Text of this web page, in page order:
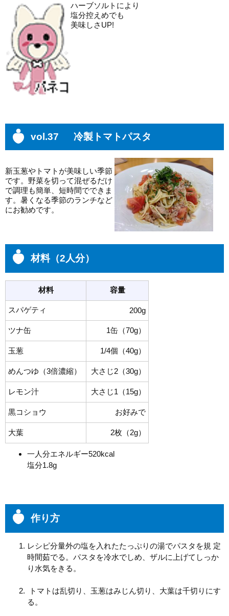
ハーブソルトにより
塩分控えめでも
美味しさUP!
vol.37 冷製トマトパスタ
新玉葱やトマトが美味しい季節
です。野菜を切って混ぜるだけ
で調理も簡単、短時間でできま
す。暑くなる季節のランチなど
にお勧めです。
材料（2人分）
材料 容量
スパゲティ 200g
ツナ缶 1缶（70g）
玉葱 1/4個（40g）
めんつゆ（3倍濃縮） 大さじ2（30g）
レモン汁 大さじ1（15g）
黒コショウ お好みで
大葉 2枚（2g）
一人分エネルギー520kcal
塩分1.8g
作り方
レシピ分量外の塩を入れたたっぷりの湯でパスタを規 定
時間茹でる。パスタを冷水でしめ、ザルに上げてしっか
り水気をきる。
トマトは乱切り、玉葱はみじん切り、大葉は千切りにす
る。